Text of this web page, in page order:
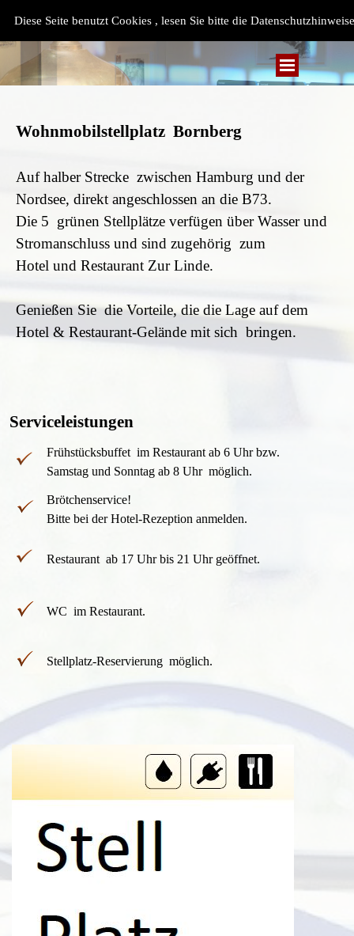
Diese Seite benutzt Cookies , lesen Sie bitte die
Wohnmobilstellplatz Bornberg
Auf halber Strecke zwischen Hamburg und der
Nordsee, direkt angeschlossen an die B73.
Die 5 grünen Stellplätze verfügen über Wasser und
Stromanschluss und sind zugehörig zum
Hotel und Restaurant Zur Linde.
Genießen Sie die Vorteile, die die Lage auf dem
Hotel & Restaurant-Gelände mit sich bringen.
Serviceleistungen
Frühstücksbuffet im Restaurant ab 6 Uhr bzw.
Samstag und Sonntag ab 8 Uhr möglich.
Brötchenservice!
Bitte bei der Hotel-Rezeption anmelden.
Restaurant ab 17 Uhr bis 21 Uhr geöffnet.
WC im Restaurant.
Stellplatz-Reservierung möglich.